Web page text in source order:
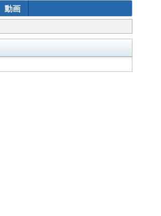
動画